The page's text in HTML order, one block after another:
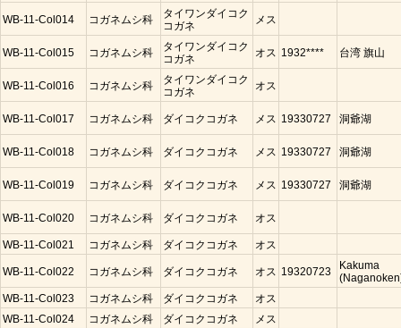
WB-11-Col014 コガネムシ科
タイワンダイコク
コガネ
メス
WB-11-Col015 コガネムシ科
タイワンダイコク
コガネ
オス 1932**** 台湾 旗山
WB-11-Col016 コガネムシ科
タイワンダイコク
コガネ
オス
WB-11-Col017 コガネムシ科 ダイコクコガネ メス 19330727 洞爺湖
WB-11-Col018 コガネムシ科 ダイコクコガネ メス 19330727 洞爺湖
WB-11-Col019 コガネムシ科 ダイコクコガネ メス 19330727 洞爺湖
WB-11-Col020 コガネムシ科 ダイコクコガネ オス
WB-11-Col021 コガネムシ科 ダイコクコガネ オス
WB-11-Col022 コガネムシ科 ダイコクコガネ オス 19320723
Kakuma
WB-11-Col023
コガネムシ科 ダイコクコガネ
オス
WB-11-Col024
コガネムシ科 ダイコクコガネ メス